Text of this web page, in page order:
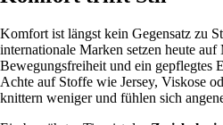
Komfort ist längst kein Gegensatz zu
internationale Marken setzen heute auf
Bewegungsfreiheit und ein gepflegtes
Achte auf Stoffe wie Jersey, Viskose
knittern weniger und fühlen sich